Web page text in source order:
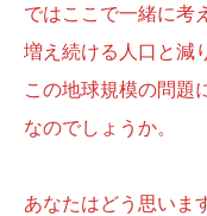
ではここで一緒に考
増え続ける人口と減
この地球規模の問題
なのでしょうか。
あなたはどう思いま